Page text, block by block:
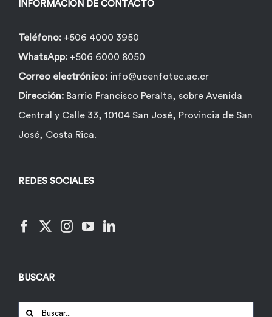
de
producto
INFORMACIÓN DE CONTACTO
Teléfono: +506 4000 3950
WhatsApp: +506 6000 8050
Correo electrónico: info@ucenfotec.ac.cr
Dirección: Barrio Francisco Peralta, sobre Avenida
Central y Calle 33, 10104 San José, Provincia de San
José, Costa Rica.
REDES SOCIALES
BUSCAR
Buscar: